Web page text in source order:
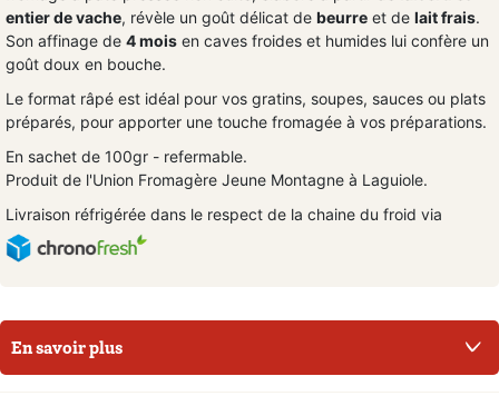
entier de vache, révèle un goût délicat de beurre et de lait frais.
Son affinage de 4 mois en caves froides et humides lui confère un
goût doux en bouche.
Le format râpé est idéal pour vos gratins, soupes, sauces ou plats
préparés, pour apporter une touche fromagée à vos préparations.
En sachet de 100gr - refermable.
Produit de l'Union Fromagère Jeune Montagne à Laguiole.
Livraison réfrigérée dans le respect de la chaine du froid via
En savoir plus